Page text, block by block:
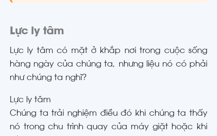
Lực ly tâm
Lực ly tâm có mặt ở khắp nơi trong cuộc sống
hàng ngày của chúng ta, nhưng liệu nó có phải
như chúng ta nghĩ?
Lực ly tâm
Chúng ta trải nghiệm điều đó khi chúng ta thấy
nó trong chu trình quay của máy giặt hoặc khi